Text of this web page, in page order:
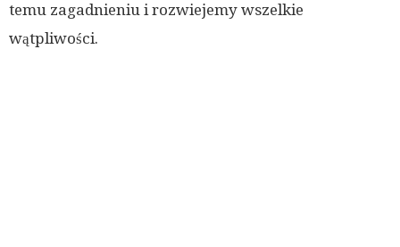
temu zagadnieniu i rozwiejemy wszelkie
wątpliwości.